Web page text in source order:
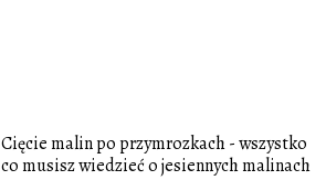
Cięcie malin po przymrozkach - wszystko
co musisz wiedzieć o jesiennych malinach